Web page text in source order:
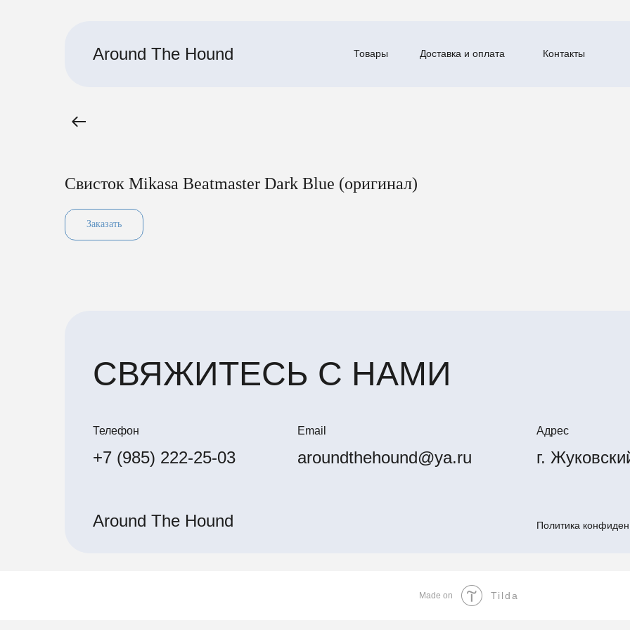
Around The Hound Товары Доставка и оплата Контакты
Свисток Mikasa Beatmaster Dark Blue (оригинал)
Заказать
СВЯЖИТЕСЬ С НАМИ
Телефон Email Адрес
aroundthehound@ya.ru
+7 (985) 222-25-03 г.
Around The Hound Политика
Made on Tilda